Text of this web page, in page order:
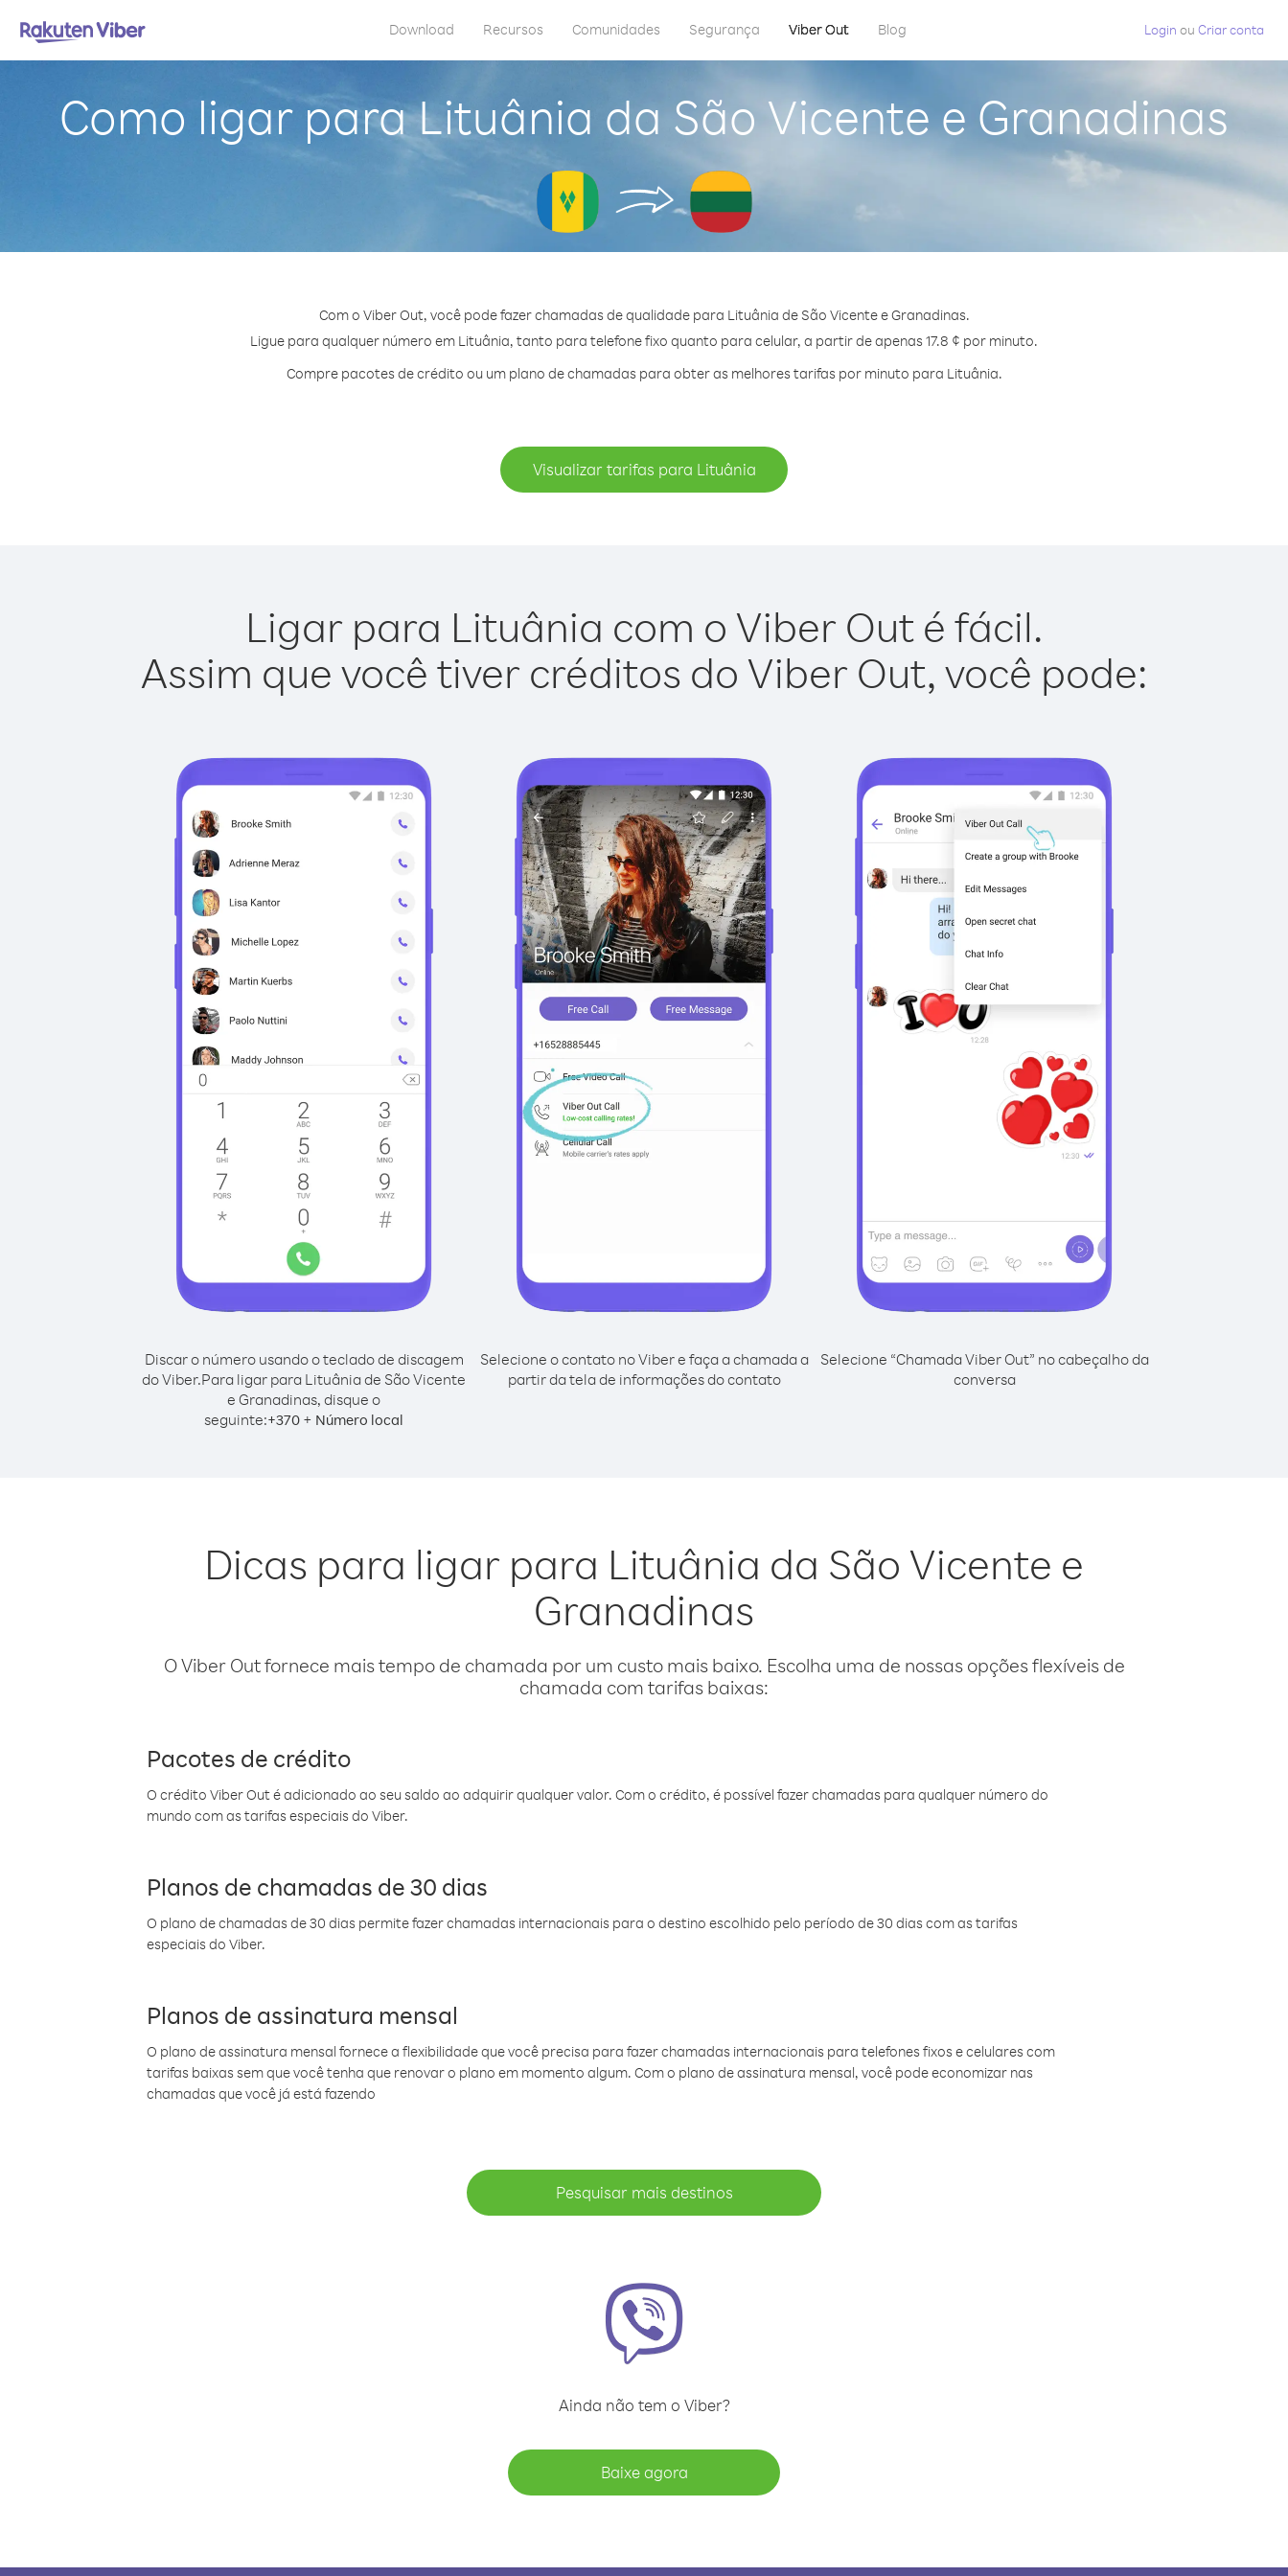
Download Recursos Comunidades Segurança Viber Out Blog Login ou Criar conta
Como ligar para Lituânia da São Vicente e Granadinas
Com o Viber Out, você pode fazer chamadas de qualidade para Lituânia de São Vicente e Granadinas.
Ligue para qualquer número em Lituânia, tanto para telefone fixo quanto para celular, a partir de apenas 17.8 ¢ por minuto.
Compre pacotes de crédito ou um plano de chamadas para obter as melhores tarifas por minuto para Lituânia.
Visualizar tarifas para Lituânia
Ligar para Lituânia com o Viber Out é fácil.
Assim que você tiver créditos do Viber Out, você pode:
Discar o número usando o teclado de discagem
do Viber.Para ligar para Lituânia de São Vicente
e Granadinas, disque o
seguinte:+370 + Número local
Selecione o contato no Viber e faça a chamada a
partir da tela de informações do contato
Selecione “Chamada Viber Out” no cabeçalho da
conversa
Dicas para ligar para Lituânia da São Vicente e
Granadinas
O Viber Out fornece mais tempo de chamada por um custo mais baixo. Escolha uma de nossas opções flexíveis de
chamada com tarifas baixas:
Pacotes de crédito
O crédito Viber Out é adicionado ao seu saldo ao adquirir qualquer valor. Com o crédito, é possível fazer chamadas para qualquer número do
mundo com as tarifas especiais do Viber.
Planos de chamadas de 30 dias
O plano de chamadas de 30 dias permite fazer chamadas internacionais para o destino escolhido pelo período de 30 dias com as tarifas
especiais do Viber.
Planos de assinatura mensal
O plano de assinatura mensal fornece a flexibilidade que você precisa para fazer chamadas internacionais para telefones fixos e celulares com
tarifas baixas sem que você tenha que renovar o plano em momento algum. Com o plano de assinatura mensal, você pode economizar nas
chamadas que você já está fazendo
Pesquisar mais destinos
Ainda não tem o Viber?
Baixe agora